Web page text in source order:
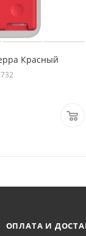
Красный
ОПЛАТА И